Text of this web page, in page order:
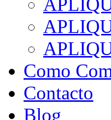
Como
Contacto
Blog